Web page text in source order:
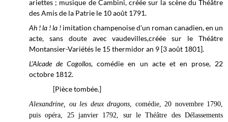
ariettes ; musique de Cambini, créée sur la scène du Théâtre
des Amis de la Patrie le 10 août 1791.
Ah ! la ! la ! imitation champenoise d'un roman canadien, en un
acte, sans doute avec vaudevilles,créée sur le Théâtre
Montansier-Variétés le 15 thermidor an 9 [3 août 1801].
L’Alcade de Cogollos, comédie en un acte et en prose, 22
octobre 1812.
[Pièce tombée.]
Alexandrine, ou les deux dragons, comédie, 20 novembre 1790,
puis opéra, 25 janvier 1792, sur le Théâtre des Délassements